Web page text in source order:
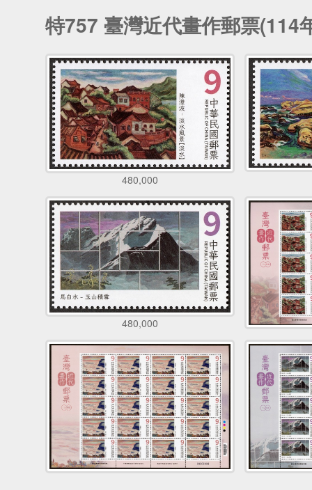
特757 臺灣近代畫作郵票(114
480,000
480,000